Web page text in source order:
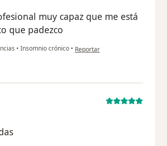
muy capaz que me está
que padezco
• Insomnio crónico • en opinión del usuario anónimo
Reportar